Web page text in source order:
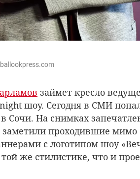
займет кресло
шоу. Сегодня в СМИ
Сочи. На снимках
заметили проходившие
с логотипом шоу
же стилистике, что и